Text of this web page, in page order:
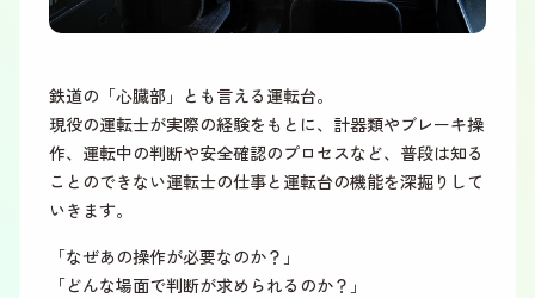
鉄道の「心臓部」とも言える運転台。
現役の運転士が実際の経験をもとに、計器類やブレーキ操
作、運転中の判断や安全確認のプロセスなど、普段は知る
ことのできない運転士の仕事と運転台の機能を深掘りして
いきます。
「なぜあの操作が必要なのか？」
「どんな場面で判断が求められるのか？」